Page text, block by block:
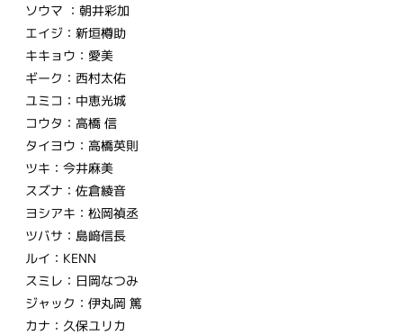
ソウマ ：朝井彩加
エイジ：新垣樽助
キキョウ：愛美
ギーク：西村太佑
ユミコ：中恵光城
コウタ：高橋 信
タイヨウ：高橋英則
ツキ：今井麻美
スズナ：佐倉綾音
ヨシアキ：松岡禎丞
ツバサ：島﨑信長
ルイ：KENN
スミレ：日岡なつみ
ジャック：伊丸岡 篤
カナ：久保ユリカ